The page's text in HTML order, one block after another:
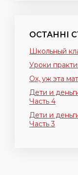
ОСТАННІ
Школьный
Уроки
Ох, уж эта
Дети и
Часть 4
Дети и
Часть 3